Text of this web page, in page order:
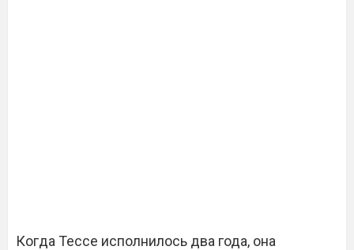
Когда Тессе исполнилось два года, она